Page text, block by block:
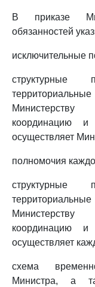
В приказе
обязанностей
исключительные
структурные
Министерству
координацию
осуществляет
полномочия
структурные
Министерству
координацию
осуществляет
схема
Министра, а